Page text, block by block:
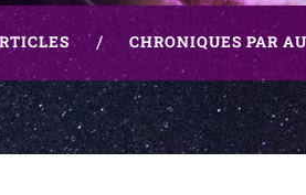
CHRONIQUES PAR